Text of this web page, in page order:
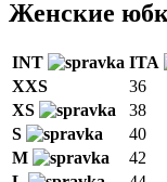
Женские
INT ITA
XXS
36
XS
38
S
40
M
42